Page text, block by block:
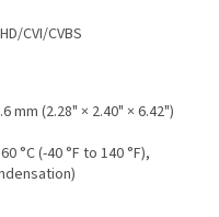
CVI/CVBS
mm (2.28" × 2.40" × 6.42")
°C (-40 °F to 140 °F),